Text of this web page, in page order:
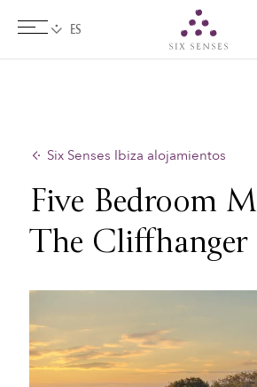
Six
Six Senses Ibiza alojamientos
Five Bedroom
The Cliffhanger